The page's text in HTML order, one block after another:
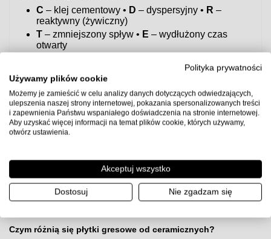
C – klej cementowy • D – dyspersyjny • R –
reaktywny (żywiczny)
T – zmniejszony spływ • E – wydłużony czas
otwarty
Szybka rekomendacja
Do większości zastosowań w łazience/kuchni i na
ogrzewaniu podłogowym bezpiecznym wyborem jest
klej elastyczny C2TE S1.
Uwaga:przed użyciem sprawdź kartę techniczną producenta
kleju, przygotuj podłoże zgodnie z wytycznymi (gruntowanie,
czasy schnięcia.
Czym różnią się płytki gresowe od ceramicznych?
Czym różnią się płytki gresowe od ceramicznych?
Polityka prywatności
Używamy plików cookie
Możemy je zamieścić w celu analizy danych dotyczących odwiedzających,
ulepszenia naszej strony internetowej, pokazania spersonalizowanych treści
i zapewnienia Państwu wspaniałego doświadczenia na stronie internetowej.
Aby uzyskać więcej informacji na temat plików cookie, których używamy,
otwórz ustawienia.
Akceptuj wszystko
Dostosuj Nie zgadzam się